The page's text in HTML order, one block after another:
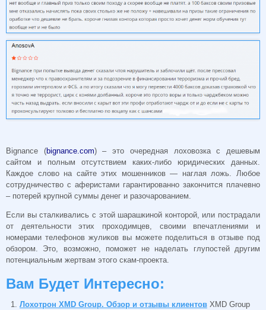
Bignance (bignance.com) – это очередная лоховозка с дешевым
сайтом и полным отсутствием каких-либо юридических данных.
Каждое слово на сайте этих мошенников — наглая ложь. Любое
сотрудничество с аферистами гарантированно закончится плачевно
– потерей крупной суммы денег и разочарованием.
Если вы сталкивались с этой шарашкиной конторой, или пострадали
от деятельности этих проходимцев, своими впечатлениями и
номерами телефонов жуликов вы можете поделиться в отзыве под
обзором. Это, возможно, поможет не наделать глупостей другим
потенциальным жертвам этого скам-проекта.
Вам Будет Интересно:
Лохотрон XMD Group. Обзор и отзывы клиентов XMD Group